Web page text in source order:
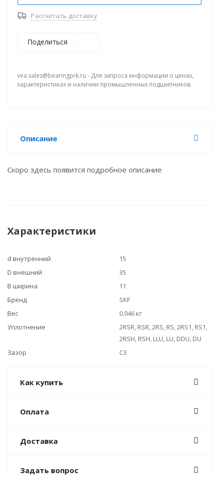
Рассчитать доставку
Поделиться
vea.sales@bearingprk.ru - Для запроса информации о ценах,
характеристиках и наличии промышленных подшипников.
Описание
Скоро здесь появится подробное описание
Характеристики
d внутренний
15
D внешний
35
B ширина
11
Бренд
SKF
Вес
0.046 кг
Уплотнение
2RSR, RSR, 2RS, RS, 2RS1, RS1,
2RSH, RSH, LLU, LU, DDU, DU
Зазор
C3
Как купить
Оплата
Доставка
Задать вопрос